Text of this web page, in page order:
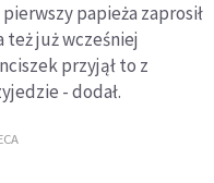
pierwszy papieża zaprosił
też już wcześniej
przyjął to z
- dodał.